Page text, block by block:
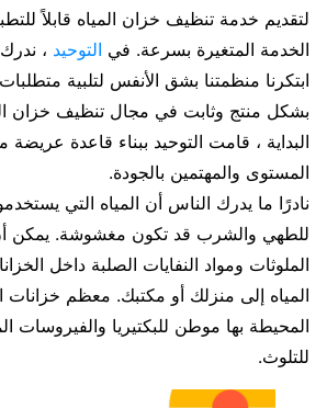
لتقديم خدمة تنظيف خزان المياه قابلاً
الخدمة المتغيرة بسرعة. في التوحيد ،
ابتكرنا منظمتنا بشق الأنفس لتلبية
بشكل منتج وثابت في مجال تنظيف خزان
البداية ، قامت التوحيد ببناء قاعدة عريضة
المستوى والمهتمين بالجودة.
نادرًا ما يدرك الناس أن المياه التي
للطهي والشرب قد تكون مغشوشة. يمكن
الملوثات ومواد النفايات الصلبة داخل
المياه إلى منزلك أو مكتبك. معظم خزانات
المحيطة بها موطن للبكتيريا والفيروسات
للتلوث.